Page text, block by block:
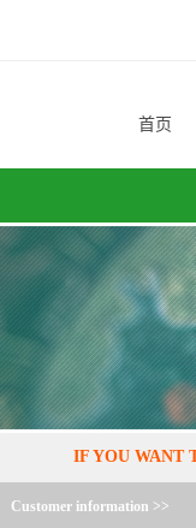
首页
IF YOU WANT
Customer information >>